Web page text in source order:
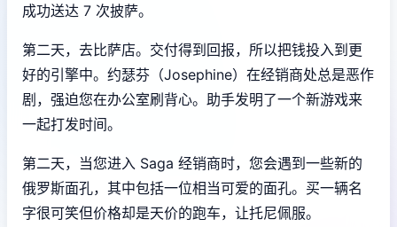
成功送达 7 次披萨。
第二天，去比萨店。交付得到回报，所以把钱投入到更
好的引擎中。约瑟芬（Josephine）在经销商处总是恶作
剧，强迫您在办公室刷背心。助手发明了一个新游戏来
一起打发时间。
第二天，当您进入 Saga 经销商时，您会遇到一些新的
俄罗斯面孔，其中包括一位相当可爱的面孔。买一辆名
字很可笑但价格却是天价的跑车，让托尼佩服。